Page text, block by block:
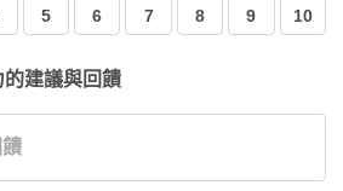
5 6 7 8 9 10
建議與回饋